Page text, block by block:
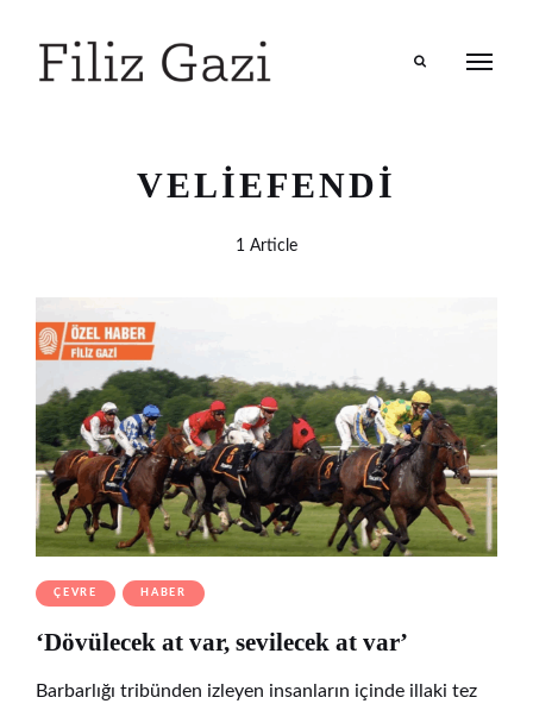
VELIEFENDI
1 Article
ÇEVRE HABER
‘Dövülecek at var, sevilecek at var’
Barbarlığı tribünden izleyen insanların içinde illaki tez